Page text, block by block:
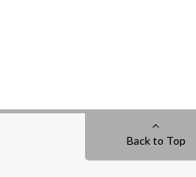
Back to Top